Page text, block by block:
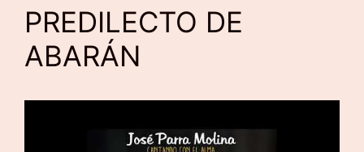
PREDILECTO DE
ABARÁN